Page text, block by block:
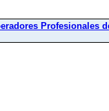
Profesionales